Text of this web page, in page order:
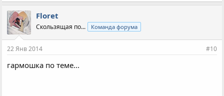
Floret
Скользящая по... Команда форума
22 Янв 2014 #10
гармошка по теме...